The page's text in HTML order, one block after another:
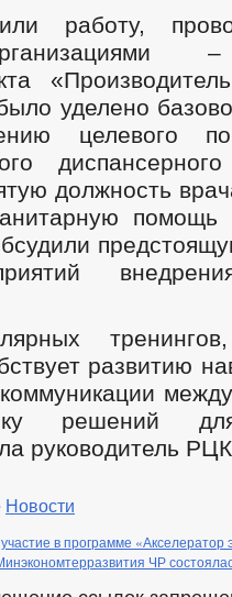
работу,
уделено
целевого
должность
помощь
развитию
решений
руководитель
Новости
в программе «Акселератор
ЧР